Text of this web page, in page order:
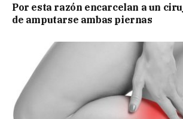
Por esta razón encarcelan a un
de amputarse ambas piernas